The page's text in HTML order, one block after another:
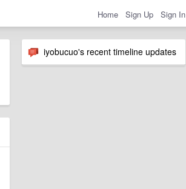
Home Sign Up Sign In
iyobucuo's recent timeline updates